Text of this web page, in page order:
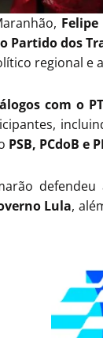
Felipe
Partido dos
regional e
com o
PSB, PCdoB e
defendeu
Lula,